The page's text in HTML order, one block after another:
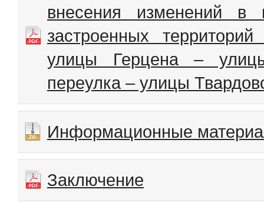
внесения изменений в
застроенных
улицы Герцена –
переулка – улицы
Информационные
Заключение